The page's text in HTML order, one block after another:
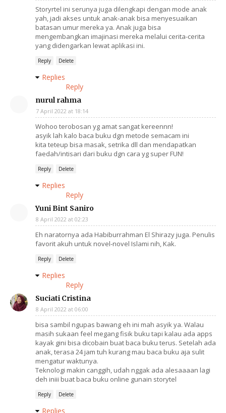
Storyrtel ini serunya juga dilengkapi dengan mode anak
yah, jadi akses untuk anak-anak bisa menyesuaikan
batasan umur mereka ya. Anak juga bisa
mengembangkan imajinasi mereka melalui cerita-cerita
yang didengarkan lewat aplikasi ini.
Reply Delete
Replies
Reply
nurul rahma
7 April 2022 at 18:14
Wohoo terobosan yg amat sangat kereennn!
asyik lah kalo baca buku dgn metode semacam ini
kita teteup bisa masak, setrika dll dan mendapatkan
faedah/intisari dari buku dgn cara yg super FUN!
Reply Delete
Replies
Reply
Yuni Bint Saniro
8 April 2022 at 02:23
Eh naratornya ada Habiburrahman El Shirazy juga. Penulis
favorit akuh untuk novel-novel Islami nih, Kak.
Reply Delete
Replies
Reply
Suciati Cristina
8 April 2022 at 06:00
bisa sambil ngupas bawang eh ini mah asyik ya. Walau
masih sukaan feel megang fisik buku tapi kalau ada apps
kayak gini bisa dicobain buat baca buku terus. Setelah ada
anak, terasa 24 jam tuh kurang mau baca buku aja sulit
mengatur waktunya.
Teknologi makin canggih, udah nggak ada alesaaaan lagi
deh iniii buat baca buku online gunain storytel
Reply Delete
Replies